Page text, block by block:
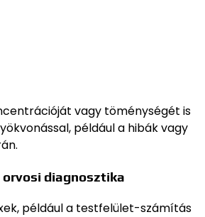
vagy töménységét is
például a hibák vagy
orvosi diagnosztika
például a testfelület-számítás